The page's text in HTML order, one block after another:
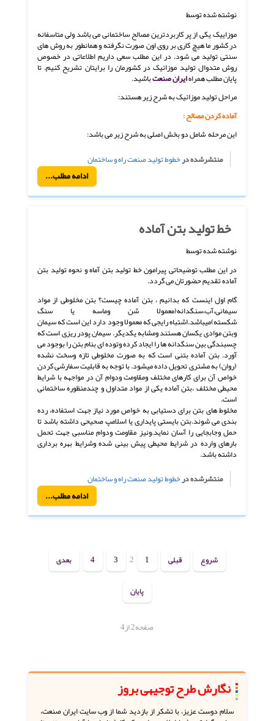
نوشته شده توسط
موزاییک یکی از پر کاربردترین مصالح ساختمانی می باشد ولی متاسفانه
در کشور ما هیچ کاری بر روی اون صورت نگرفته و همانطور به روش های
سنتی تولید می شود. در این مطلب سعی داریم اطلاعاتی در خصوص
روش متدوال تولید موزائیک در کشورمان را برایتان تشریح کنیم. تا
پایان مطلب همراهایران صنعتباشید.
مراحل تولید موزائیک به شرح زیر هستند:
آماده كردن مصالح :
این مرحله شامل دو بخش اصلی به شرح زیر می باشد:
منتشرشده درخطوط تولید صنعت راه و ساختمان
ادامه مطلب...
خط تولید بتن آماده
نوشته شده توسط
در این مطلب توضیحاتی پیرامون خط تولید بتن آماه و نحوه تولید بتن
آماده تقدیم حضورتان می گردد.
گام اول اینست که بدانیم ، بتن آماده چیست؟ بتن مخلوطی از مواد
سیمانی،آب،سنگدانه(معمولا شن وماسه یا سنگ
شکسته)میباشد.اشتباه رایجی که معمولا وجود دارد این است که سیمان
وبتن موادی یکسان هستند ومشابه یکدیگر. سیمان پودر ریزی است که
چسبندگی بین سنگدانه ها را ایجاد کرده وتوده ای بنام بتن را بوجود می
آورد. بتن آماده بتنی است که به صورت مخلوطی تازه وسخت نشده
(روان) به مشتری تحویل داده میشود. با توجه به قابلیت سفارشی کردن
خواص آن برای کارهای مختلف ومقاومت ودوام آن در مواجهه با شرایط
محیطی مختلف ،بتن آماده یکی از مواد متداول و چندمنظوره ساختمانی
است.
مخلوط های بتن برای دستیابی به خواص مورد نیاز جهت استفاده، رده
بندی می شوند.بتن بایستی پایداری یا اسلامپ صحیحی داشته باشد تا
حمل وجابجایی را آسان نماید.ونیز مقاومت ودوام مناسبی جهت تحمل
بارهای وارده در شرایط محیطی پیش بینی شده وشرایط بهره برداری
داشته باشد.
منتشرشده درخطوط تولید صنعت راه و ساختمان
ادامه مطلب...
شروع قبلی 1
2
3
4 بعدی
پایان
صفحه2 از4
نگارش طرح توجیهی بروز
سلام دوست عزیز، با تشکر از بازدید شما از وب سایت ایران صنعت،